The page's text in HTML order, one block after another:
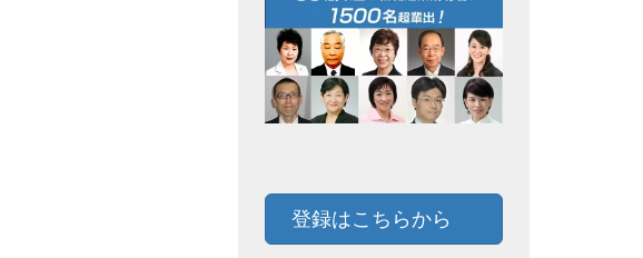
登録はこちらから